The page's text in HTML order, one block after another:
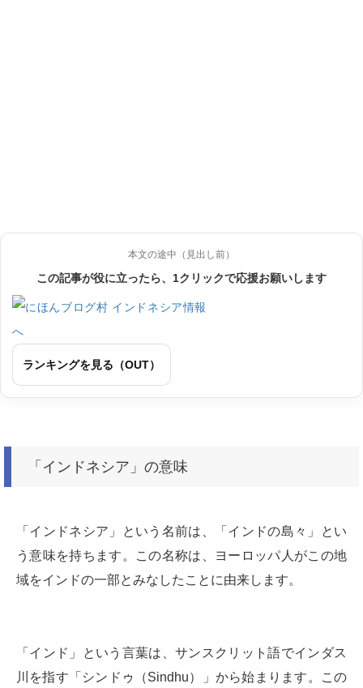
本文の途中（見出し前）
この記事が役に立ったら、1クリックで応援お願いします
ランキングを見る（OUT）
「インドネシア」の意味
「インドネシア」という名前は、「インドの島々」とい
う意味を持ちます。この名称は、ヨーロッパ人がこの地
域をインドの一部とみなしたことに由来します。
「インド」という言葉は、サンスクリット語でインダス
川を指す「シンドゥ（Sindhu）」から始まります。この